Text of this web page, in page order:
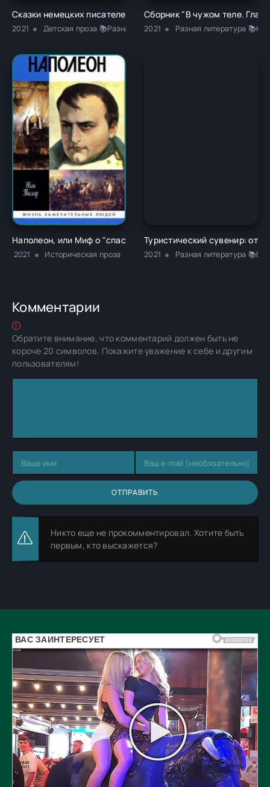
Сказки немецких писателей - Новалис
2021 Детская проза 📚Разная литература
Сборник "В чужом теле.
2021 Разная литература
Наполеон, или Миф о "спасителе" - Жан Тюлар
2021 Историческая проза
Туристический сувенир: от
2021 Разная литература
Комментарии
Обратите внимание, что комментарий должен быть не
короче 20 символов. Покажите уважение к себе и другим
пользователям!
ОТПРАВИТЬ
Никто еще не прокомментировал. Хотите быть
первым, кто выскажется?